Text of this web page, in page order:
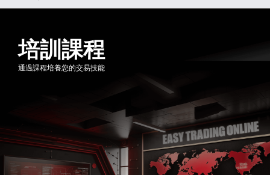
培訓課程
通過課程培養您的交易技能